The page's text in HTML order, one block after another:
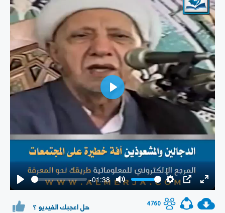
Play
-01:38
Mute
Settings
PIP Enter
Play
4760 هل اعجبك الفيديو ؟